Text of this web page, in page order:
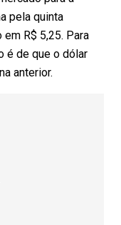
pela quinta
R$ 5,25. Para
é de que o dólar
anterior.